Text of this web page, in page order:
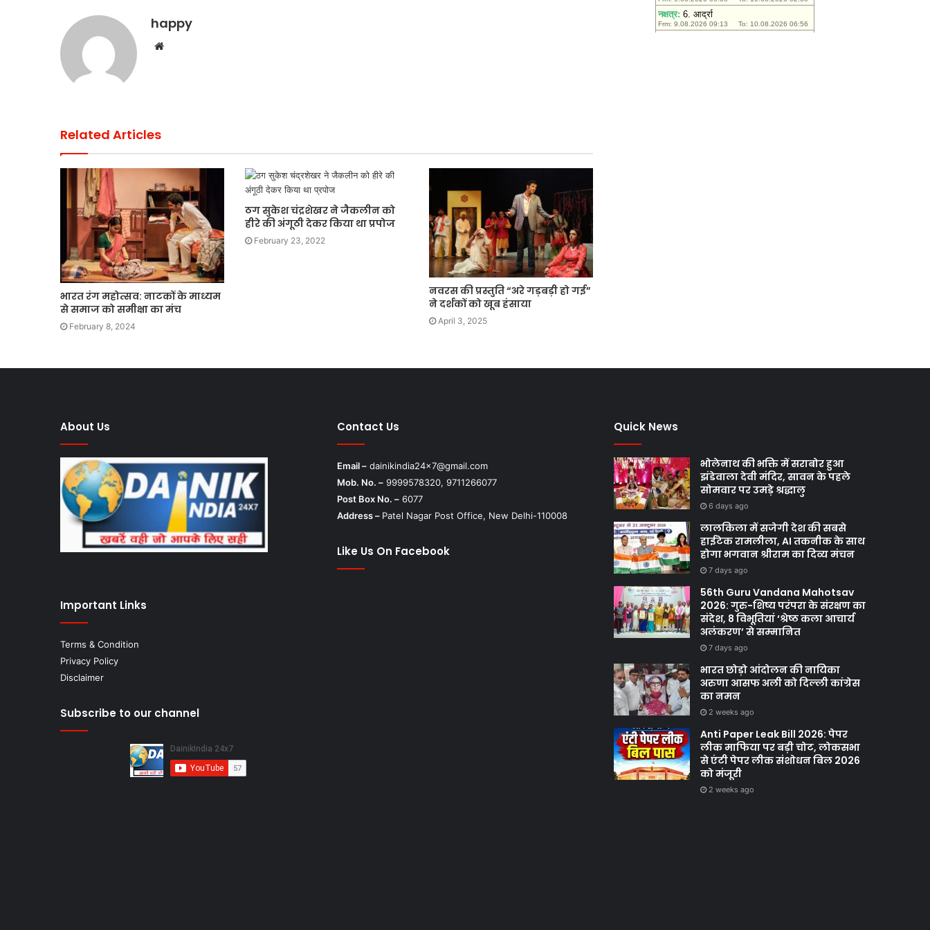
happy
Website
Related Articles
भारत रंग महोत्सव: नाटकों के माध्यम
से समाज को समीक्षा का मंच
February 8, 2024
ठग सुकेश चंद्रशेखर ने जैकलीन को
हीरे की अंगूठी देकर किया था प्रपोज
February 23, 2022
नवरस की प्रस्तुति “अरे गड़बड़ी हो गई”
ने दर्शकों को खूब हंसाया
April 3, 2025
About Us
Important Links
Terms & Condition
Privacy Policy
Disclaimer
Subscribe to our channel
Contact Us
Email – dainikindia24x7@gmail.com
Mob. No. –9999578320, 9711266077
Post Box No. –6077
Address – Patel Nagar Post Office, New Delhi-110008
Like Us On Facebook
Quick News
भोलेनाथ की भक्ति में सराबोर हुआ
झंडेवाला देवी मंदिर, सावन के पहले
सोमवार पर उमड़े श्रद्धालु
6 days ago
लालकिला में सजेगी देश की सबसे
हाईटेक रामलीला, AI तकनीक के साथ
होगा भगवान श्रीराम का दिव्य मंचन
7 days ago
56th Guru Vandana Mahotsav
2026: गुरु-शिष्य परंपरा के संरक्षण का
संदेश, 8 विभूतियां ‘श्रेष्ठ कला आचार्य
अलंकरण’ से सम्मानित
7 days ago
भारत छोड़ो आंदोलन की नायिका
अरुणा आसफ अली को दिल्ली कांग्रेस
का नमन
2 weeks ago
Anti Paper Leak Bill 2026: पेपर
लीक माफिया पर बड़ी चोट, लोकसभा
से एंटी पेपर लीक संशोधन बिल 2026
को मंजूरी
2 weeks ago